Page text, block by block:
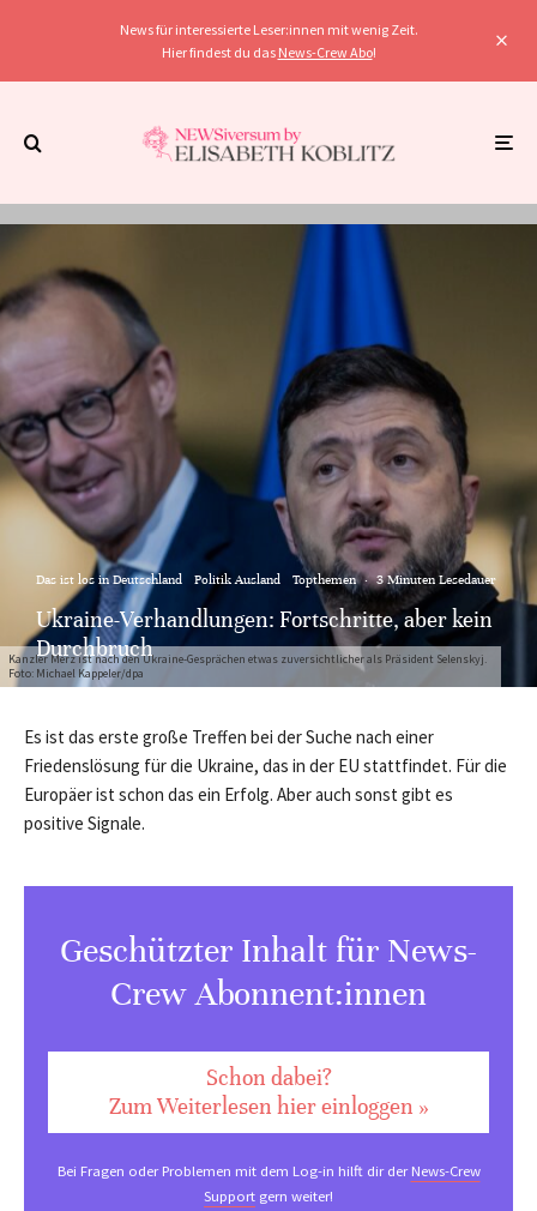
News für interessierte Leser:innen mit wenig Zeit.
Hier findest du das News-Crew Abo!
Kanzler Merz ist nach den Ukraine-Gesprächen etwas zuversichtlicher als Präsident Selenskyj.
Foto: Michael Kappeler/dpa
Das ist los in Deutschland Politik Ausland Topthemen · 3 Minuten Lesedauer
Ukraine-Verhandlungen: Fortschritte, aber kein
Durchbruch
Es ist das erste große Treffen bei der Suche nach einer
Friedenslösung für die Ukraine, das in der EU stattfindet. Für die
Europäer ist schon das ein Erfolg. Aber auch sonst gibt es
positive Signale.
Geschützter Inhalt für News-
Crew Abonnent:innen
Schon dabei?
Zum Weiterlesen hier einloggen »
Bei Fragen oder Problemen mit dem Log-in hilft dir derNews-Crew
Support gern weiter!